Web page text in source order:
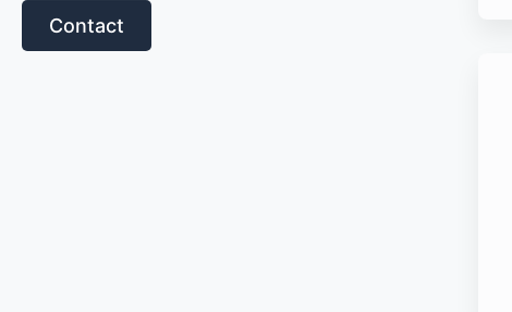
Contact